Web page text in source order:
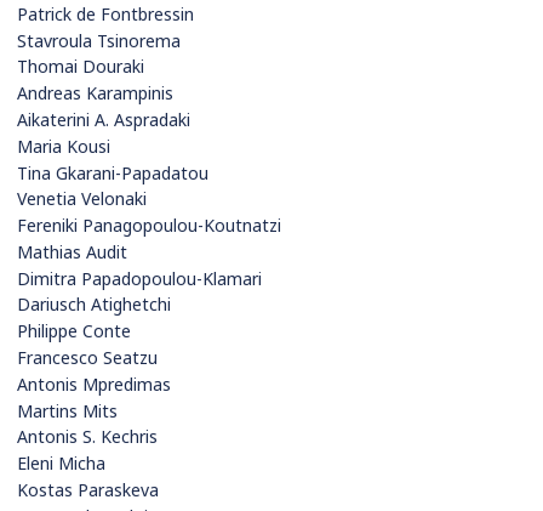
Patrick de Fontbressin
Stavroula Tsinorema
Thomai Douraki
Andreas Karampinis
Aikaterini A. Aspradaki
Maria Kousi
Tina Gkarani-Papadatou
Venetia Velonaki
Fereniki Panagopoulou-Koutnatzi
Mathias Audit
Dimitra Papadopoulou-Klamari
Dariusch Atighetchi
Philippe Conte
Francesco Seatzu
Antonis Mpredimas
Martins Mits
Antonis S. Kechris
Eleni Micha
Kostas Paraskeva